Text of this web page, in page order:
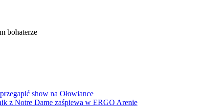
bohaterze
show na Ołowiance
z Notre Dame zaśpiewa w ERGO Arenie